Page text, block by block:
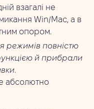
взагалі не
Win/Mac, а в
опором.
режимів повністю
й прибрали
.
абсолютно